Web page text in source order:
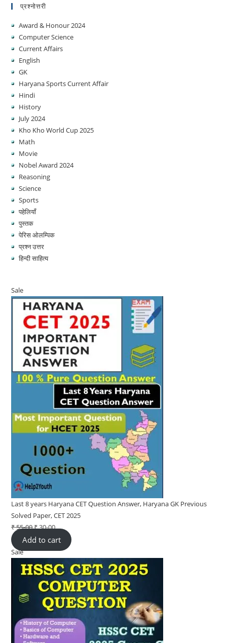
प्रश्नोत्तरी
Award & Honour 2024
Computer Science
Current Affairs
English
GK
Haryana Sports Current Affair
Hindi
History
July 2024
Kho Kho World Cup 2025
Math
Movie
Nobel Award 2024
Reasoning
Science
Sports
पहेलियाँ
पुस्तक
पेरिस ओलम्पिक
प्रश्न उत्तर
हिन्दी साहित्य
SaleProduct
on
sale
Last 8 years Haryana CET Question Answer, Haryana GK Previous
Solved Paper, CET 2025
₹55-00Original
price
was:
₹ 55-
00.
₹30-00Current
price
is:
₹ 30-
00.
Add to cart
SaleProduct
on
sale